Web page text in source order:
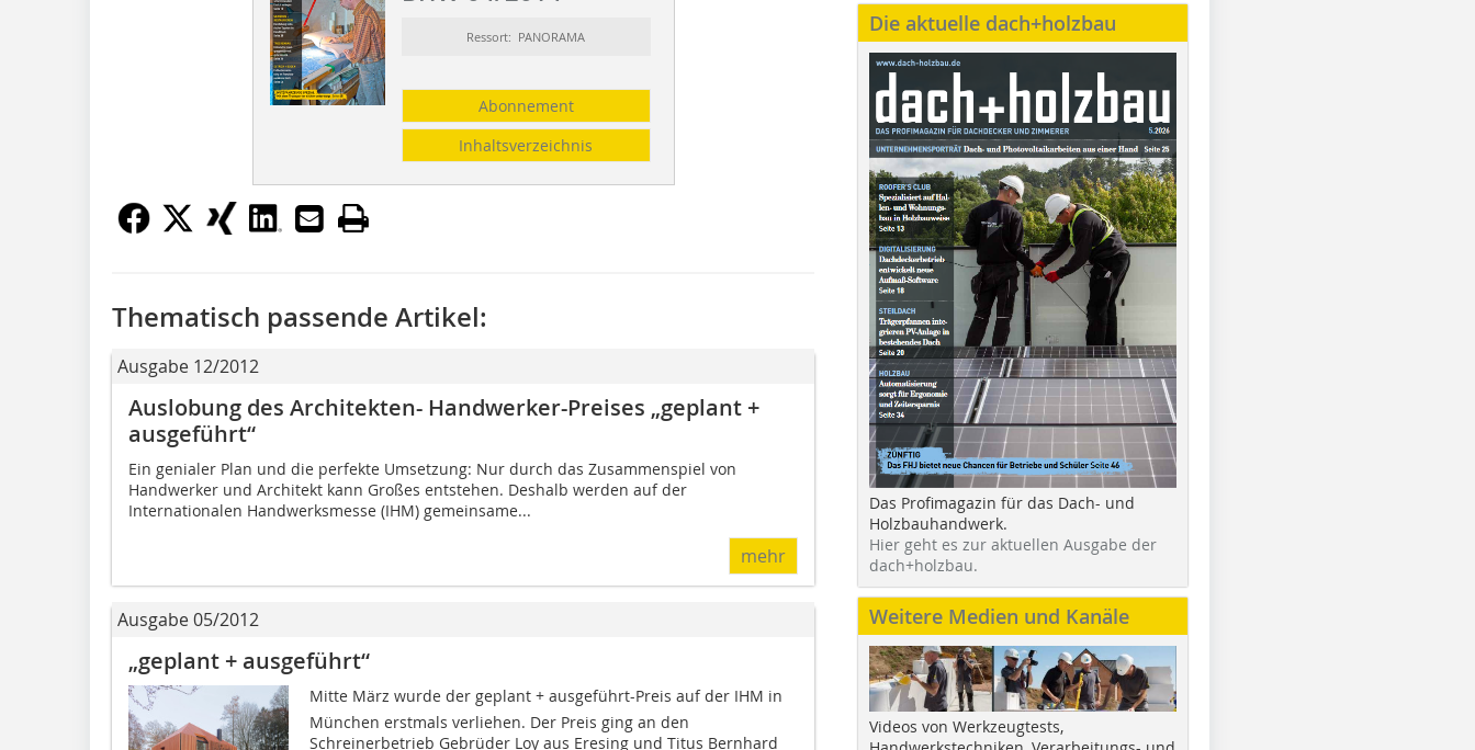
Ressort: PANORAMA
Abonnement
Inhaltsverzeichnis
Thematisch passende Artikel:
Ausgabe 12/2012
Auslobung des Architekten- Handwer­ker-Preises „geplant +
ausgeführt“
Ein genialer Plan und die perfekte Umsetzung: Nur durch das Zusammenspiel von
Handwerker und Architekt kann Großes entstehen. Deshalb werden auf der
Internationalen Handwerksmesse (IHM) gemeinsame...
mehr
Ausgabe 05/2012
„geplant + ausgeführt“
Mitte März wurde der geplant + ausgeführt-Preis auf der IHM in
München erstmals verliehen. Der Preis ging an den
Schreinerbetrieb Gebrüder Loy aus Eresing und Titus Bernhard
Die aktuelle dach+holzbau
Das Profimagazin für das Dach- und
Holzbauhandwerk.
Hier geht es zur aktuellen Ausgabe der
dach+holzbau.
Weitere Medien und Kanäle
Videos von Werkzeugtests,